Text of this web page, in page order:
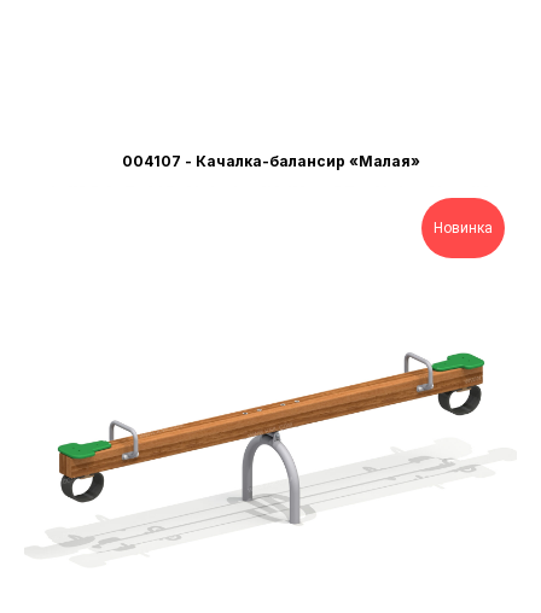
004107 - Качалка-балансир «Малая»
Новинка